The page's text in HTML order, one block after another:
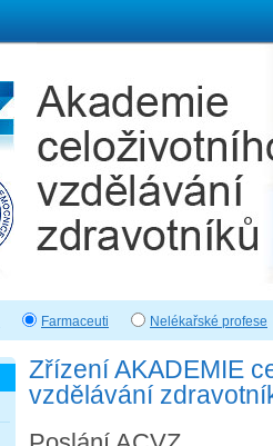
Farmaceuti Nelékařské profese
Zřízení AKADEMIE
vzdělávání